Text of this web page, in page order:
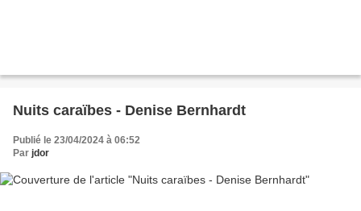
Nuits caraïbes - Denise Bernhardt
Publié le 23/04/2024 à 06:52
Par jdor